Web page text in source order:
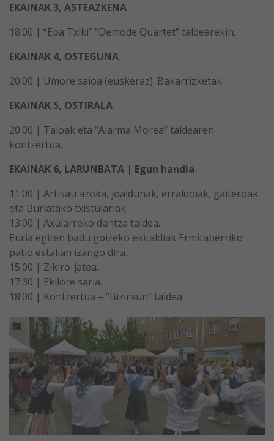
EKAINAK 3, ASTEAZKENA
18:00 | “Epa Txiki” “Demode Quartet” taldearekin.
EKAINAK 4, OSTEGUNA
20:00 | Umore saioa (euskeraz). Bakarrizketak.
EKAINAK 5, OSTIRALA
20:00 | Taloak eta “Alarma Morea” taldearen
kontzertua.
EKAINAK 6, LARUNBATA | Egun handia
11:00 | Artisau azoka, joaldunak, erraldoiak, gaiteroak
eta Burlatako txistulariak.
13:00 | Axularreko dantza taldea.
Euria egiten badu goizeko ekitaldiak Ermitaberriko
patio estalian izango dira.
15:00 | Zikiro-jatea.
17:30 | Ekilore saria.
18:00 | Kontzertua – “Biziraun” taldea.